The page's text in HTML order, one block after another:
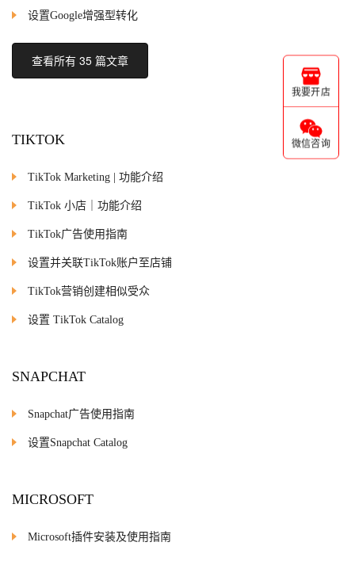
设置Google增强型转化
查看所有 35 篇文章
TIKTOK
TikTok Marketing | 功能介绍
TikTok 小店｜功能介绍
TikTok广告使用指南
设置并关联TikTok账户至店铺
TikTok营销创建相似受众
设置 TikTok Catalog
SNAPCHAT
Snapchat广告使用指南
设置Snapchat Catalog
MICROSOFT
Microsoft插件安装及使用指南
我要开店
微信咨询